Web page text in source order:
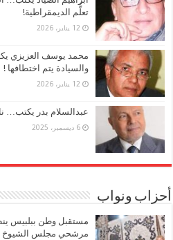
تعلُّم الديمقراطية!
12 يناير، 2026
محمد يوسف العزيزي
والسيادة يتم اختطافها !
12 يناير، 2026
عبدالسلام بدر يكتب…
6 ديسمبر، 2025
أحزاب ونواب
مستقبل وطن ببلبيس
مرشحي مجلس الشيوخ